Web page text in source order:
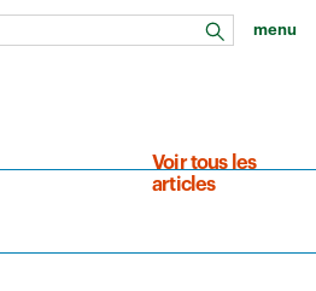
rechercher
menu
Voir tous les
articles